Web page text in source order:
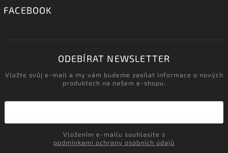
FACEBOOK
ODEBÍRAT NEWSLETTER
Vložte svůj e-mail a my vám budeme zasílat informace o nových
produktech na našem e-shopu.
podmínkami ochrany osobních údajů